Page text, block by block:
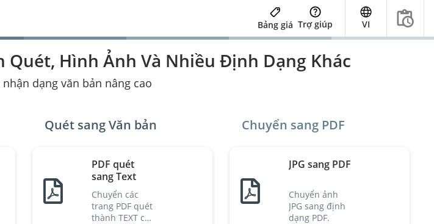
Bảng giá Trợ giúp VI
Quét, Hình Ảnh Và Nhiều Định Dạng Khác
nhận dạng văn bản nâng cao
Quét sang Văn bản
PDF quét
sang Text
Chuyển các
trang PDF quét
thành TEXT có
Chuyển sang PDF
JPG sang PDF
Chuyển ảnh
JPG sang định
dạng PDF.